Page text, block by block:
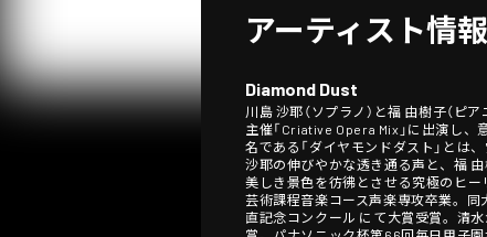
アーティスト情報
Diamond Dust
川島 沙耶（ソプラノ）と福 由樹子（
主催「Criative Opera Mix」に出演し
名である「ダイヤモンドダスト」とは
沙耶の伸びやかな透き通る声と、福
美しき景色を彷彿とさせる究極のヒ
芸術課程音楽コース声楽専攻卒業。
直記念コンクール にて大賞受賞。清